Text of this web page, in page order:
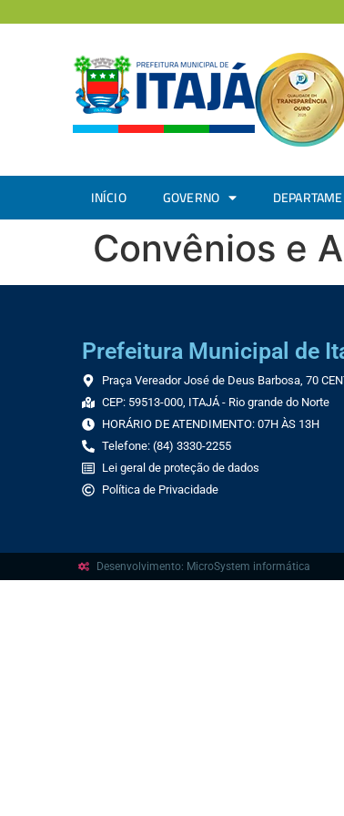
INÍCIO GOVERNO
Convênios e
Prefeitura Municipal de
Praça Vereador José de Deus Barbosa, 70
CEP: 59513-000, ITAJÁ - Rio grande do Norte
HORÁRIO DE ATENDIMENTO: 07H ÀS 13H
Telefone: (84) 3330-2255
Lei geral de proteção de dados
Política de Privacidade
Desenvolvimento: MicroSystem informática